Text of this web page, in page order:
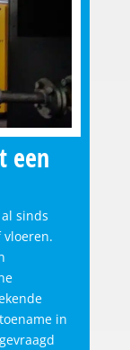
een
sinds
vloeren.
in